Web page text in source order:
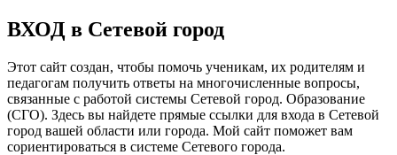
ВХОД в Сетевой город
Этот сайт создан, чтобы помочь ученикам, их родителям и
педагогам получить ответы на многочисленные вопросы,
связанные с работой системы Сетевой город. Образование
(СГО). Здесь вы найдете прямые ссылки для входа в Сетевой
город вашей области или города. Мой сайт поможет вам
сориентироваться в системе Сетевого города.